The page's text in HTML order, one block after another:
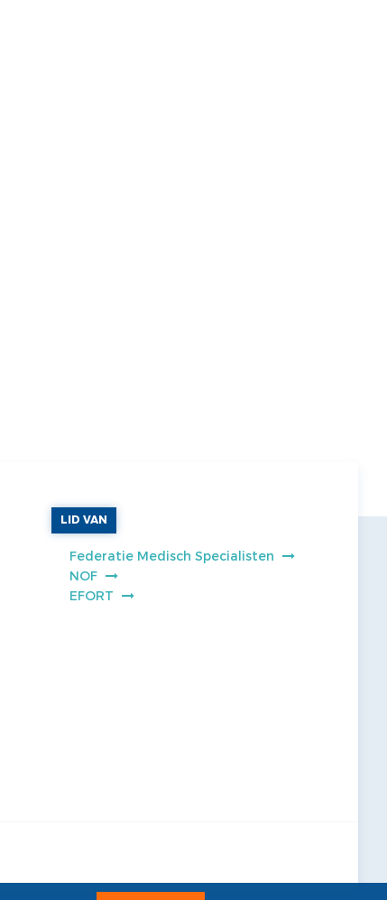
LID VAN
Federatie Medisch Specialisten
NOF
EFORT